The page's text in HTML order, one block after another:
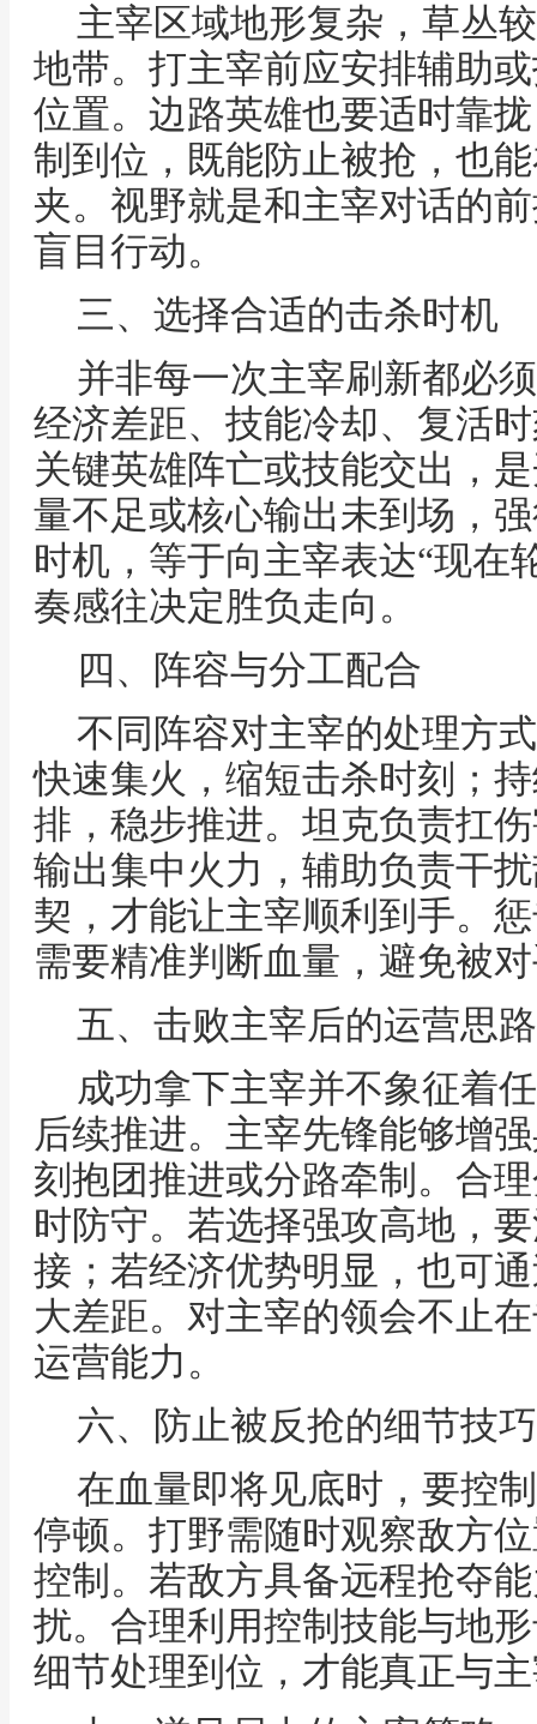
主宰区域地形复杂，草丛
地带。打主宰前应安排辅助
位置。边路英雄也要适时靠
制到位，既能防止被抢，也
夹。视野就是和主宰对话的
盲目行动。
三、选择合适的击杀时机
并非每一次主宰刷新都必
经济差距、技能冷却、复活
关键英雄阵亡或技能交出，
量不足或核心输出未到场，
时机，等于向主宰表达“现在
奏感往决定胜负走向。
四、阵容与分工配合
不同阵容对主宰的处理方
快速集火，缩短击杀时刻；
排，稳步推进。坦克负责扛
输出集中火力，辅助负责干
契，才能让主宰顺利到手。
需要精准判断血量，避免被
五、击败主宰后的运营思路
成功拿下主宰并不象征着
后续推进。主宰先锋能够增
刻抱团推进或分路牵制。合
时防守。若选择强攻高地，
接；若经济优势明显，也可
大差距。对主宰的领会不止
运营能力。
六、防止被反抢的细节技巧
在血量即将见底时，要控
停顿。打野需随时观察敌方
控制。若敌方具备远程抢夺
扰。合理利用控制技能与地
细节处理到位，才能真正与